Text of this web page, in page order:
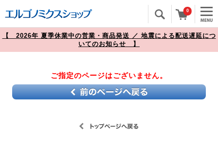
0
【 2026年 夏季休業中の営業・商品発送 ／ 地震による配送遅延につ
いてのお知らせ 】
ご指定のページはございません。